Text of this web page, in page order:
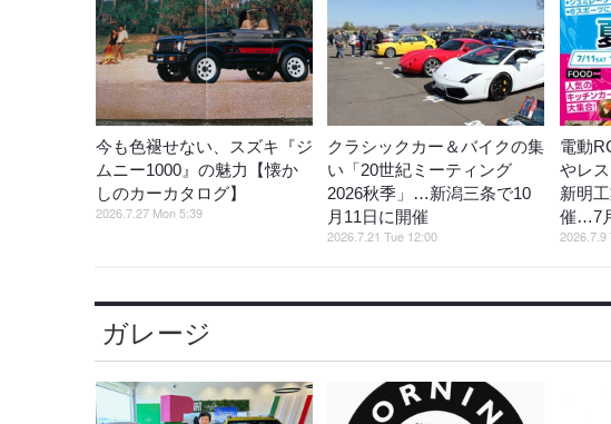
今も色褪せない、スズキ『ジ
ムニー1000』の魅力【懐か
しのカーカタログ】
2026.7.27 Mon 5:39
クラシックカー＆バイクの集
い「20世紀ミーティング
2026秋季」…新潟三条で10
月11日に開催
2026.7.21 Tue 12:00
電動
やレ
新明
催…7
2026.7.9
ガレージ